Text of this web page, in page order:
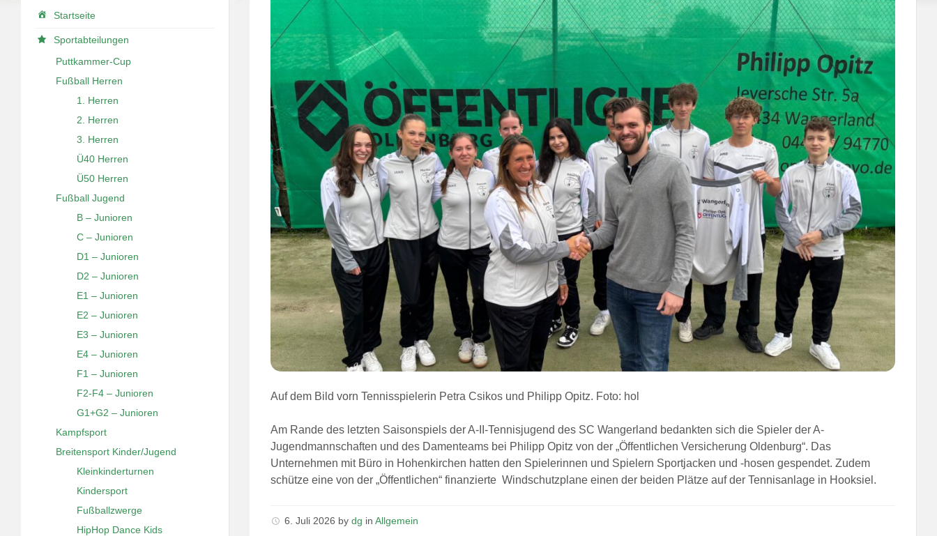
Auf dem Bild vorn Tennisspielerin Petra Csikos und Philipp Opitz. Foto: hol
Am Rande des letzten Saisonspiels der A-II-Tennisjugend des SC Wangerland bedankten sich die Spieler der A-
Jugendmannschaften und des Damenteams bei Philipp Opitz von der „Öffentlichen Versicherung Oldenburg“. Das
Unternehmen mit Büro in Hohenkirchen hatten den Spielerinnen und Spielern Sportjacken und -hosen gespendet. Zudem
schütze eine von der „Öffentlichen“ finanzierte Windschutzplane einen der beiden Plätze auf der Tennisanlage in Hooksiel.
6. Juli 2026 bydg inAllgemein
Startseite
Sportabteilungen
Puttkammer-Cup
Fußball Herren
1. Herren
2. Herren
3. Herren
Ü40 Herren
Ü50 Herren
Fußball Jugend
B – Junioren
C – Junioren
D1 – Junioren
D2 – Junioren
E1 – Junioren
E2 – Junioren
E3 – Junioren
E4 – Junioren
F1 – Junioren
F2-F4 – Junioren
G1+G2 – Junioren
Kampfsport
Breitensport Kinder/Jugend
Kleinkinderturnen
Kindersport
Fußballzwerge
HipHop Dance Kids